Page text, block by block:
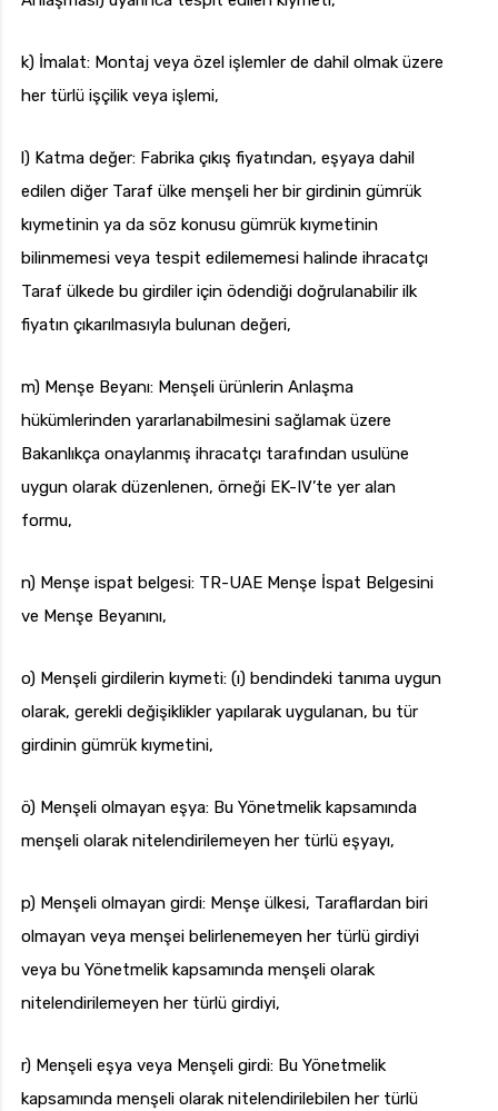
k) İmalat: Montaj veya özel işlemler de dahil olmak üzere
her türlü işçilik veya işlemi,
l) Katma değer: Fabrika çıkış fiyatından, eşyaya dahil
edilen diğer Taraf ülke menşeli her bir girdinin gümrük
kıymetinin ya da söz konusu gümrük kıymetinin
bilinmemesi veya tespit edilememesi halinde ihracatçı
Taraf ülkede bu girdiler için ödendiği doğrulanabilir ilk
fiyatın çıkarılmasıyla bulunan değeri,
m) Menşe Beyanı: Menşeli ürünlerin Anlaşma
hükümlerinden yararlanabilmesini sağlamak üzere
Bakanlıkça onaylanmış ihracatçı tarafından usulüne
uygun olarak düzenlenen, örneği EK-IV’te yer alan
formu,
n) Menşe ispat belgesi: TR-UAE Menşe İspat Belgesini
ve Menşe Beyanını,
o) Menşeli girdilerin kıymeti: (ı) bendindeki tanıma uygun
olarak, gerekli değişiklikler yapılarak uygulanan, bu tür
girdinin gümrük kıymetini,
ö) Menşeli olmayan eşya: Bu Yönetmelik kapsamında
menşeli olarak nitelendirilemeyen her türlü eşyayı,
p) Menşeli olmayan girdi: Menşe ülkesi, Taraflardan biri
olmayan veya menşei belirlenemeyen her türlü girdiyi
veya bu Yönetmelik kapsamında menşeli olarak
nitelendirilemeyen her türlü girdiyi,
r) Menşeli eşya veya Menşeli girdi: Bu Yönetmelik
kapsamında menşeli olarak nitelendirilebilen her türlü